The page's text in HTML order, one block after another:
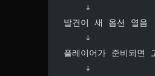
    ↓
발견이 새 옵션 열음
    ↓
플레이어가 준비되면
    ↓